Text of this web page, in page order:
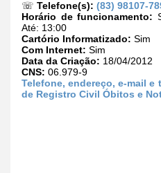
☏ Telefone(s): (83) 98107-
Horário de funcionamento:
Até: 13:00
Cartório Informatizado: Sim
Com Internet: Sim
Data da Criação: 18/04/2012
CNS: 06.979-9
Telefone, endereço, e-mail
de Registro Civil Óbitos e